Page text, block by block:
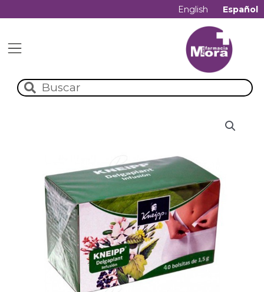
English Español